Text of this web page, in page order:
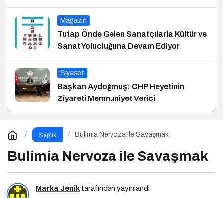
Magazin
Tutap Önde Gelen Sanatçılarla Kültür ve
Sanat Yolucluğuna Devam Ediyor
Siyaset
Başkan Aydoğmuş: CHP Heyetinin
Ziyareti Memnuniyet Verici
Sağlık Bulimia Nervoza ile Savaşmak
Bulimia Nervoza ile Savaşmak
Marka Jenik tarafından yayınlandı